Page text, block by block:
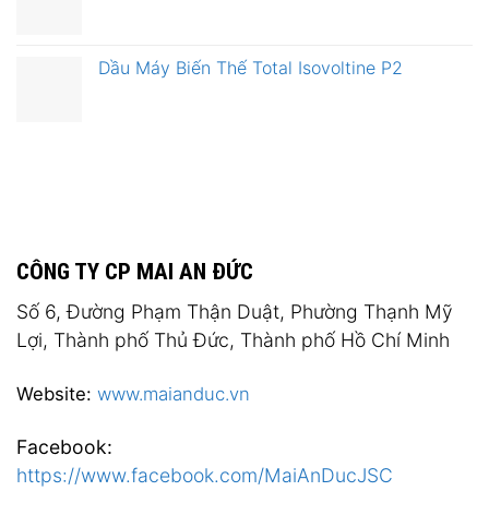
Dầu Máy Biến Thế Total Isovoltine P2
CÔNG TY CP MAI AN ĐỨC
Số 6, Đường Phạm Thận Duật, Phường Thạnh Mỹ
Lợi, Thành phố Thủ Đức, Thành phố Hồ Chí Minh
Website: www.maianduc.vn
Facebook:
https://www.facebook.com/MaiAnDucJSC